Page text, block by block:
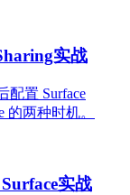
实战
配置 Surface
的两种时机。
实战